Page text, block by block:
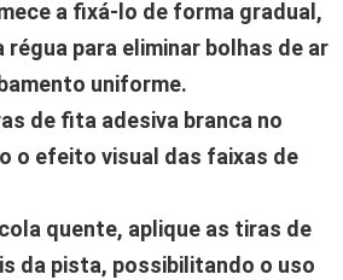
a fixá-lo de forma gradual,
régua para eliminar bolhas de ar
uniforme.
de fita adesiva branca no
o efeito visual das faixas de
quente, aplique as tiras de
da pista, possibilitando o uso